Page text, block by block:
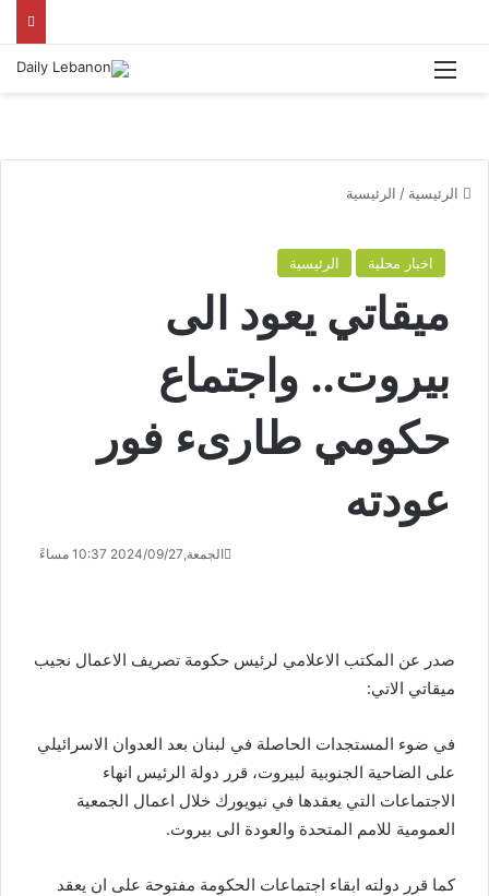
القائمة
الرئيسية / الرئيسية
اخبار محلية الرئيسية
ميقاتي يعود الى
بيروت.. واجتماع
حكومي طارىء فور
عودته
الجمعة,2024/09/27 10:37 مساءً
صدر عن المكتب الاعلامي لرئيس حكومة تصريف الاعمال نجيب
ميقاتي الاتي:
في ضوء المستجدات الحاصلة في لبنان بعد العدوان الاسرائيلي
على الضاحية الجنوبية لبيروت، قرر دولة الرئيس انهاء
الاجتماعات التي يعقدها في نيويورك خلال اعمال الجمعية
العمومية للامم المتحدة والعودة الى بيروت.
كما قرر دولته ابقاء اجتماعات الحكومة مفتوحة على ان يعقد